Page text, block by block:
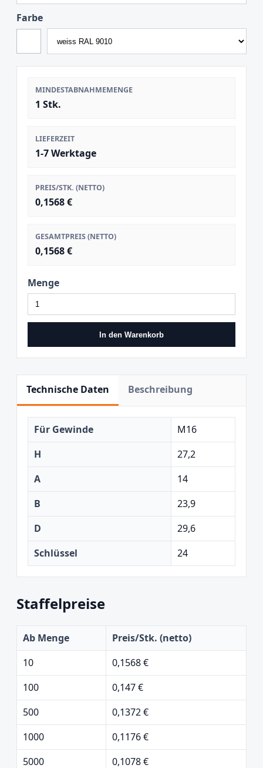
Farbe
MINDESTABNAHMEMENGE
1 Stk.
LIEFERZEIT
1-7 Werktage
PREIS/STK. (NETTO)
0,1568 €
GESAMTPREIS (NETTO)
0,1568 €
Menge
In den Warenkorb
Technische Daten Beschreibung
Für Gewinde
M16
H
27,2
A
14
B
23,9
D
29,6
Schlüssel
24
Staffelpreise
Ab Menge
Preis/Stk. (netto)
10
0,1568 €
100
0,147 €
500
0,1372 €
1000
0,1176 €
5000
0,1078 €